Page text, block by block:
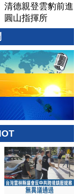
清德親登雲豹前進
圓山指揮所